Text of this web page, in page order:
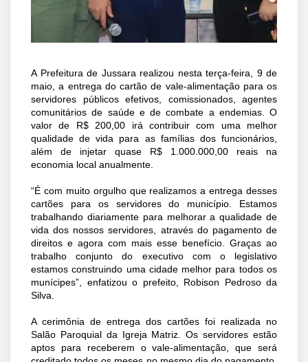
A Prefeitura de Jussara realizou nesta terça-feira, 9 de
maio, a entrega do cartão de vale-alimentação para os
servidores públicos efetivos, comissionados, agentes
comunitários de saúde e de combate a endemias. O
valor de R$ 200,00 irá contribuir com uma melhor
qualidade de vida para as famílias dos funcionários,
além de injetar quase R$ 1.000.000,00 reais na
economia local anualmente.
“É com muito orgulho que realizamos a entrega desses
cartões para os servidores do município. Estamos
trabalhando diariamente para melhorar a qualidade de
vida dos nossos servidores, através do pagamento de
direitos e agora com mais esse benefício. Graças ao
trabalho conjunto do executivo com o legislativo
estamos construindo uma cidade melhor para todos os
munícipes”, enfatizou o prefeito, Robison Pedroso da
Silva.
A cerimônia de entrega dos cartões foi realizada no
Salão Paroquial da Igreja Matriz. Os servidores estão
aptos para receberem o vale-alimentação, que será